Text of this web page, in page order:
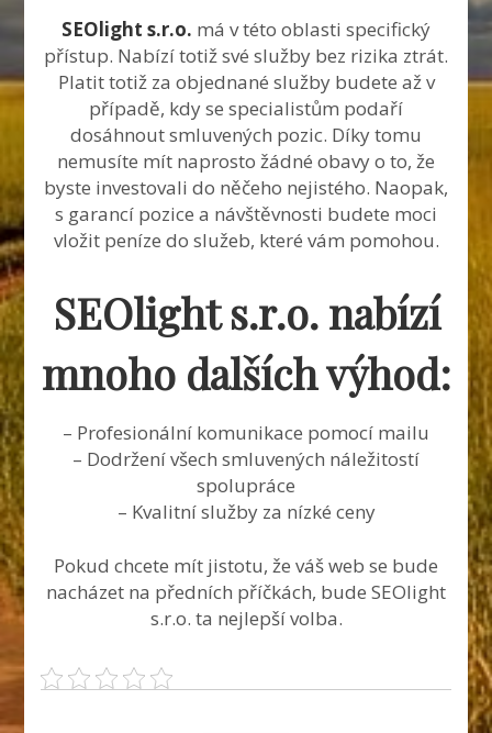
SEOlight s.r.o. má v této oblasti specifický
přístup. Nabízí totiž své služby bez rizika ztrát.
Platit totiž za objednané služby budete až v
případě, kdy se specialistům podaří
dosáhnout smluvených pozic. Díky tomu
nemusíte mít naprosto žádné obavy o to, že
byste investovali do něčeho nejistého. Naopak,
s garancí pozice a návštěvnosti budete moci
vložit peníze do služeb, které vám pomohou.
SEOlight s.r.o. nabízí
mnoho dalších výhod:
– Profesionální komunikace pomocí mailu
– Dodržení všech smluvených náležitostí
spolupráce
– Kvalitní služby za nízké ceny
Pokud chcete mít jistotu, že váš web se bude
nacházet na předních příčkách, bude SEOlight
s.r.o. ta nejlepší volba.